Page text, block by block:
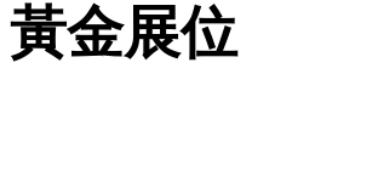
黃金展位